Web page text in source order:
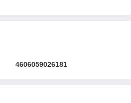
4606059026181